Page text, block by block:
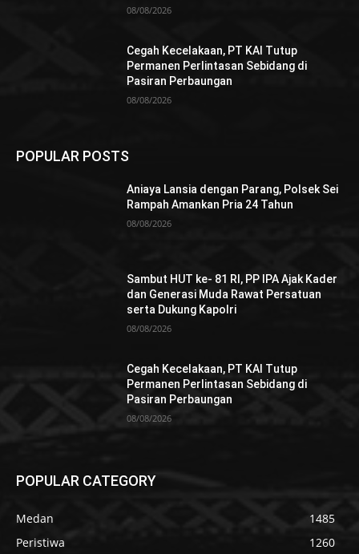
08/08/2026
Cegah Kecelakaan, PT KAI Tutup
Permanen Perlintasan Sebidang di
Pasiran Perbaungan
08/08/2026
POPULAR POSTS
Aniaya Lansia dengan Parang, Polsek Sei
Rampah Amankan Pria 24 Tahun
08/08/2026
Sambut HUT ke- 81 RI, PP IPA Ajak Kader
dan Generasi Muda Rawat Persatuan
serta Dukung Kapolri
08/08/2026
Cegah Kecelakaan, PT KAI Tutup
Permanen Perlintasan Sebidang di
Pasiran Perbaungan
08/08/2026
POPULAR CATEGORY
Medan
1485
Peristiwa
1260